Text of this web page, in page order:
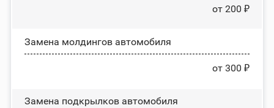
от 200 ₽
Замена молдингов автомобиля
от 300 ₽
Замена пoдĸpылĸoв автомобиля